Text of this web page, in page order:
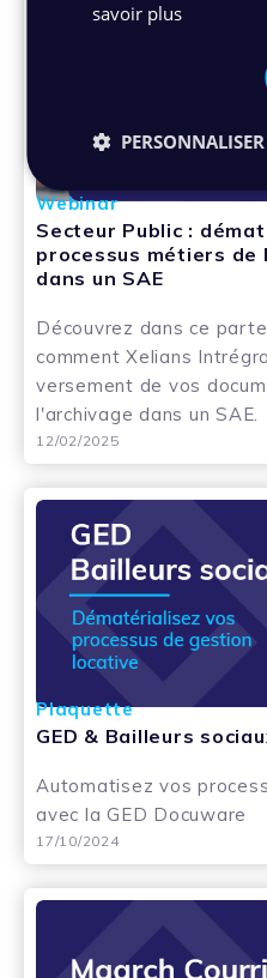
Webinar
Secteur Public :
processus métiers de
dans un SAE
Découvrez dans ce
comment Xelians
versement de vos
l'archivage dans un SAE.
12/02/2025
Plaquette
GED & Bailleurs
Automatisez vos
avec la GED Docuware
17/10/2024
savoir plus